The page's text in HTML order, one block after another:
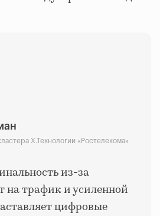
Х.Технологии «Ростелекома»
из-за
на трафик и усиленной
цифровые